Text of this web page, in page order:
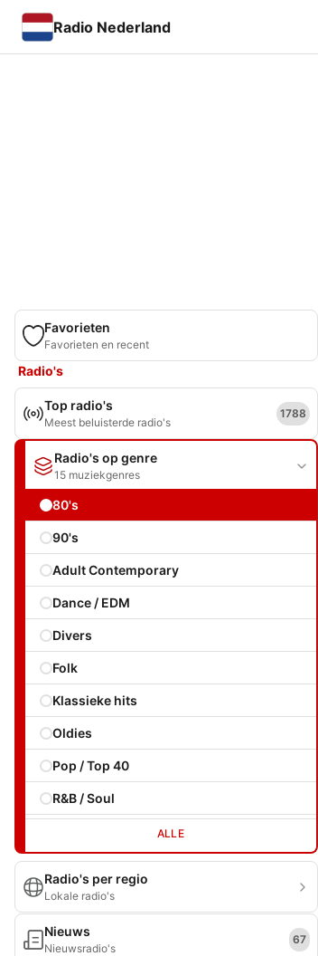
Radio Nederland
Favorieten
Favorieten en recent
Radio's
Top radio's
Meest beluisterde radio's
1788
Radio's op genre
15 muziekgenres
80's
90's
Adult Contemporary
Dance / EDM
Divers
Folk
Klassieke hits
Oldies
Pop / Top 40
R&B / Soul
ALLE
Radio's per regio
Lokale radio's
Nieuws
Nieuwsradio's
67